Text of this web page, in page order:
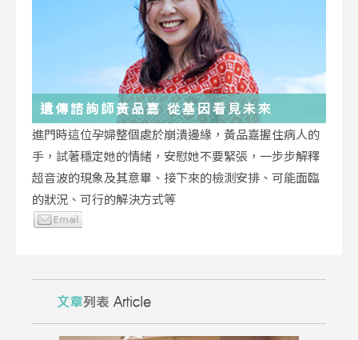
遺傳諮詢師黃品嘉 從基因看見未來
進門時這位孕婦整個處於崩潰邊緣，黃品嘉握住病人的
手，試著穩定她的情緒，安慰她不要緊張，一步步解釋
超音波的現象及其意畢、接下來的檢測安排、可能面臨
的狀況、可行的解決方式等